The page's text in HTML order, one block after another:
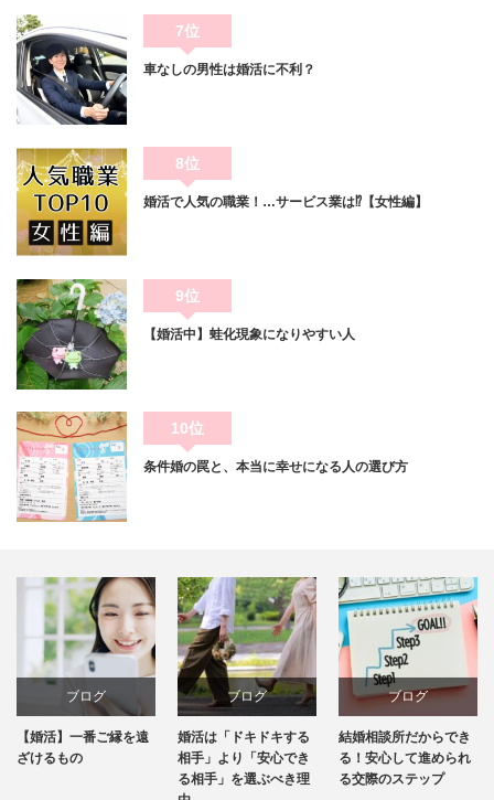
7位
車なしの男性は婚活に不利？
8位
婚活で人気の職業！…サービス業は⁉【女性編】
9位
【婚活中】蛙化現象になりやすい人
10位
条件婚の罠と、本当に幸せになる人の選び方
番ご縁を遠
ブログ
婚活は「ドキドキする
相手」より「安心でき
る相手」を選ぶべき理
ブログ
結婚相談所だからでき
る！安心して進められ
る交際のステップ
お見合い
はどこま
のでしょ